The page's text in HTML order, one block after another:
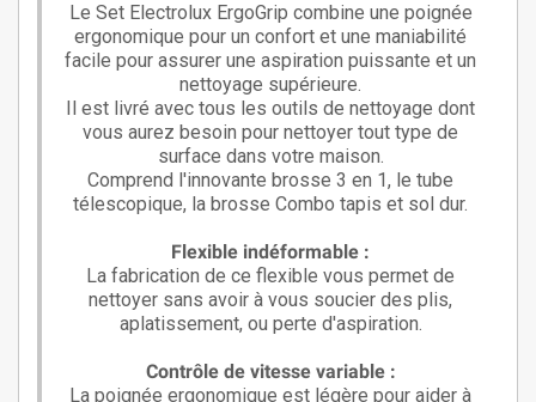
Le Set Electrolux ErgoGrip combine une poignée
ergonomique pour un confort et une maniabilité
facile pour assurer une aspiration puissante et un
nettoyage supérieure.
Il est livré avec tous les outils de nettoyage dont
vous aurez besoin pour nettoyer tout type de
surface dans votre maison.
Comprend l'innovante brosse 3 en 1, le tube
télescopique, la brosse Combo tapis et sol dur.
Flexible indéformable :
La fabrication de ce flexible vous permet de
nettoyer sans avoir à vous soucier des plis,
aplatissement, ou perte d'aspiration.
Contrôle de vitesse variable :
La poignée ergonomique est légère pour aider à